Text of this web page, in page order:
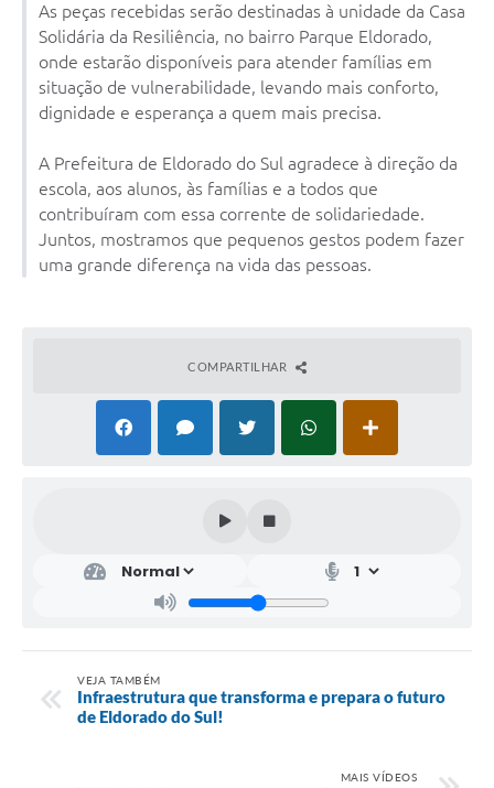
As peças recebidas serão destinadas à unidade da Casa
Solidária da Resiliência, no bairro Parque Eldorado,
onde estarão disponíveis para atender famílias em
situação de vulnerabilidade, levando mais conforto,
dignidade e esperança a quem mais precisa.
A Prefeitura de Eldorado do Sul agradece à direção da
escola, aos alunos, às famílias e a todos que
contribuíram com essa corrente de solidariedade.
Juntos, mostramos que pequenos gestos podem fazer
uma grande diferença na vida das pessoas.
COMPARTILHAR
VEJA TAMBÉM
Infraestrutura que transforma e prepara o futuro
de Eldorado do Sul!
MAIS VÍDEOS